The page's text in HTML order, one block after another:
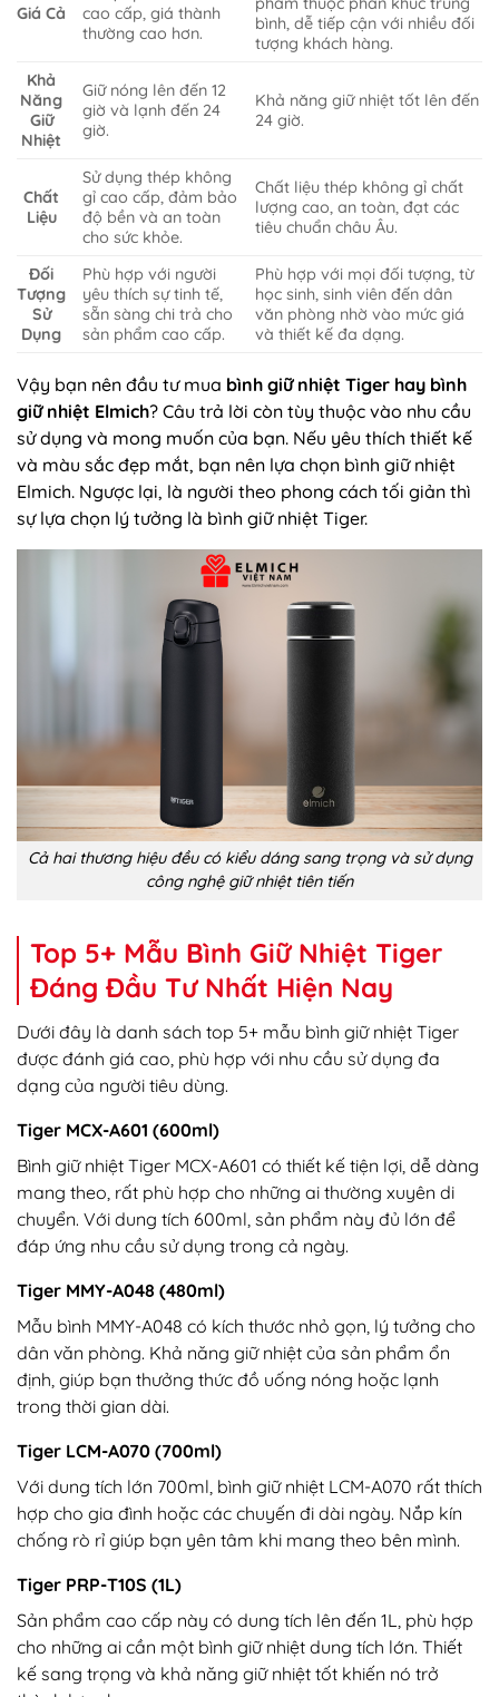
Giá Cả
cao cấp, giá thành
thường cao hơn.
bình, dễ tiếp cận với nhiều đối
tượng khách hàng.
Khả
Năng
Giữ
Nhiệt
Giữ nóng lên đến 12
giờ và lạnh đến 24
giờ.
Khả năng giữ nhiệt tốt lên đến
24 giờ.
Chất
Liệu
Sử dụng thép không
gỉ cao cấp, đảm bảo
độ bền và an toàn
cho sức khỏe.
Chất liệu thép không gỉ chất
lượng cao, an toàn, đạt các
tiêu chuẩn châu Âu.
Đối
Tượng
Sử
Dụng
Phù hợp với người
yêu thích sự tinh tế,
sẵn sàng chi trả cho
sản phẩm cao cấp.
Phù hợp với mọi đối tượng, từ
học sinh, sinh viên đến dân
văn phòng nhờ vào mức giá
và thiết kế đa dạng.
Vậy bạn nên đầu tư mua bình giữ nhiệt Tiger hay bình
giữ nhiệt Elmich? Câu trả lời còn tùy thuộc vào nhu cầu
sử dụng và mong muốn của bạn. Nếu yêu thích thiết kế
và màu sắc đẹp mắt, bạn nên lựa chọn bình giữ nhiệt
Elmich. Ngược lại, là người theo phong cách tối giản thì
sự lựa chọn lý tưởng là bình giữ nhiệt Tiger.
Cả hai thương hiệu đều có kiểu dáng sang trọng và sử dụng
công nghệ giữ nhiệt tiên tiến
Top 5+ Mẫu Bình Giữ Nhiệt Tiger
Đáng Đầu Tư Nhất Hiện Nay
Dưới đây là danh sách top 5+ mẫu bình giữ nhiệt Tiger
được đánh giá cao, phù hợp với nhu cầu sử dụng đa
dạng của người tiêu dùng.
Tiger MCX-A601 (600ml)
Bình giữ nhiệt Tiger MCX-A601 có thiết kế tiện lợi, dễ dàng
mang theo, rất phù hợp cho những ai thường xuyên di
chuyển. Với dung tích 600ml, sản phẩm này đủ lớn để
đáp ứng nhu cầu sử dụng trong cả ngày.
Tiger MMY-A048 (480ml)
Mẫu bình MMY-A048 có kích thước nhỏ gọn, lý tưởng cho
dân văn phòng. Khả năng giữ nhiệt của sản phẩm ổn
định, giúp bạn thưởng thức đồ uống nóng hoặc lạnh
trong thời gian dài.
Tiger LCM-A070 (700ml)
Với dung tích lớn 700ml, bình giữ nhiệt LCM-A070 rất thích
hợp cho gia đình hoặc các chuyến đi dài ngày. Nắp kín
chống rò rỉ giúp bạn yên tâm khi mang theo bên mình.
Tiger PRP-T10S (1L)
Sản phẩm cao cấp này có dung tích lên đến 1L, phù hợp
cho những ai cần một bình giữ nhiệt dung tích lớn. Thiết
kế sang trọng và khả năng giữ nhiệt tốt khiến nó trở